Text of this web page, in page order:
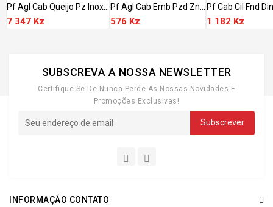
Pf Agl Cab Queijo Pz Inox...
7 347 Kz
Pf Agl Cab Emb Pzd Zn...
576 Kz
Pf Cab Cil Fnd
1 182 Kz
SUBSCREVA A NOSSA NEWSLETTER
Certifique-Se De Nunca Perde As Nossas Novidades E
Promoções Exclusivas!
INFORMAÇÃO CONTATO